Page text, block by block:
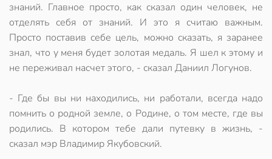
знаний. Главное просто, как сказал один человек, не
отделять себя от знаний. И это я считаю важным.
Просто поставив себе цель, можно сказать, я заранее
знал, что у меня будет золотая медаль. Я шел к этому и
не переживал насчет этого, - сказал Даниил Логунов.
- Где бы вы ни находились, ни работали, всегда надо
помнить о родной земле, о Родине, о том месте, где вы
родились. В котором тебе дали путевку в жизнь, -
сказал мэр Владимир Якубовский.